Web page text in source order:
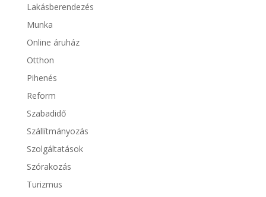
Lakásberendezés
Munka
Online áruház
Otthon
Pihenés
Reform
Szabadidő
Szállítmányozás
Szolgáltatások
Szórakozás
Turizmus